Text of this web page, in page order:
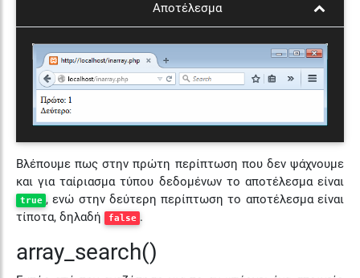
Αποτέλεσμα
Βλέπουμε πως στην πρώτη περίπτωση που δεν ψάχνουμε
και για ταίριασμα τύπου δεδομένων το αποτέλεσμα είναι
true , ενώ στην δεύτερη περίπτωση το αποτέλεσμα είναι
τίποτα, δηλαδή
false .
array_search()